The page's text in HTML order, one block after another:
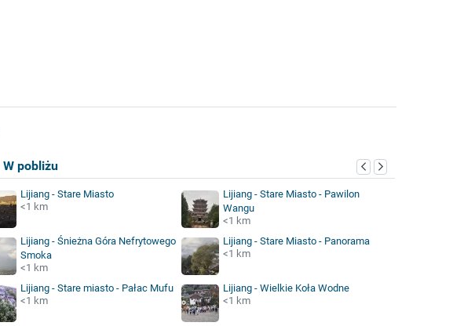
W pobliżu
Lijiang - Stare Miasto
<1 km
Lijiang - Stare Miasto - Pawilon
Wangu
<1 km
Lijiang - Śnieżna Góra Nefrytowego
Smoka
<1 km
Lijiang - Stare Miasto - Panorama
<1 km
Lijiang - Stare miasto - Pałac Mufu
<1 km
Lijiang - Wielkie Koła Wodne
<1 km